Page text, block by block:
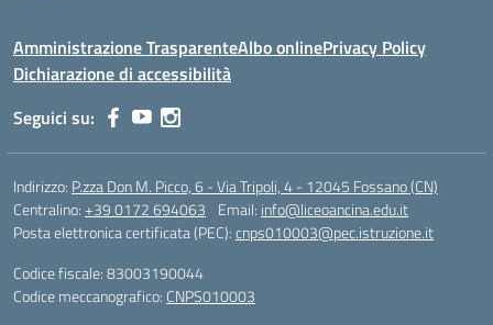
Amministrazione TrasparenteAlbo onlinePrivacy Policy
Dichiarazione di accessibilità
Seguici su:
Indirizzo: P.zza Don M. Picco, 6 - Via Tripoli, 4 - 12045 Fossano (CN)
Centralino:+39 0172 694063 Email: info@liceoancina.edu.it
Posta elettronica certificata (PEC):cnps010003@pec.istruzione.it
Codice fiscale: 83003190044
Codice meccanografico: CNPS010003